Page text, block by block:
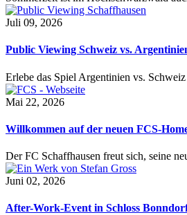
Juli 09, 2026
Public Viewing Schweiz vs.
Erlebe das Spiel Argentinien vs.
Mai 22, 2026
Willkommen auf der neuen FCS-
Der FC Schaffhausen freut sich, seine
Juni 02, 2026
After-Work-Event in Schloss